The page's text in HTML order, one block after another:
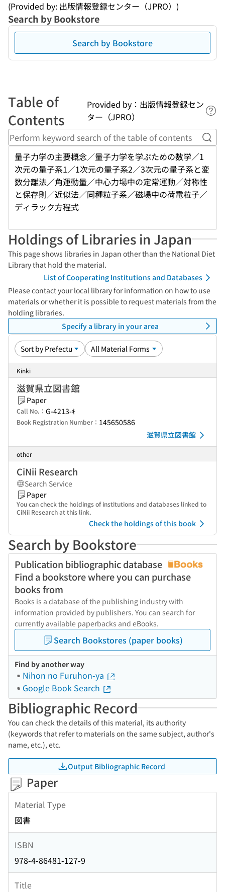
(Provided by: 出版情報登録センター（JPRO）)
Search by Bookstore
Search by Bookstore
Table of
Contents
Provided by：出版情報登録セン
ター（JPRO）
量子力学の主要概念／量子力学を学ぶための数学／1
次元の量子系1／1次元の量子系2／3次元の量子系と変
数分離法／角運動量／中心力場中の定常運動／対称性
と保存則／近似法／同種粒子系／磁場中の荷電粒子／
ディラック方程式
Holdings of Libraries in Japan
This page shows libraries in Japan other than the National Diet
Library that hold the material.
List of Cooperating Institutions and Databases
Please contact your local library for information on how to use
materials or whether it is possible to request materials from the
holding libraries.
Specify a library in your area
Kinki
滋賀県立図書館
Paper
Call No.： G-4213-ｷ
Book Registration Number： 145650586
滋賀県立図書館
other
CiNii Research
Search Service
Paper
You can check the holdings of institutions and databases linked to
CiNii Research at this link.
Check the holdings of this book
Search by Bookstore
Publication bibliographic database
Find a bookstore where you can purchase
books from
Books is a database of the publishing industry with
information provided by publishers. You can search for
currently available paperbacks and eBooks.
Search Bookstores (paper books)
Find by another way
Nihon no Furuhon-ya
Google Book Search
Bibliographic Record
You can check the details of this material, its authority
(keywords that refer to materials on the same subject, author's
name, etc.), etc.
Output Bibliographic Record
Paper
Material Type
図書
ISBN
978-4-86481-127-9
Title